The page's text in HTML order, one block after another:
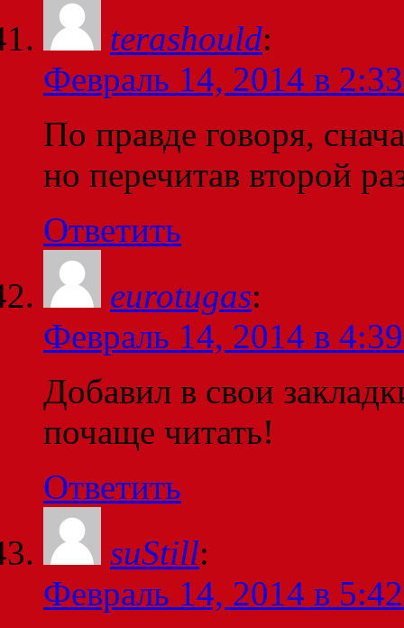
terashould:
Февраль 14, 2014 в
По правде говоря,
но перечитав второй
Ответить
eurotugas:
Февраль 14, 2014 в
Добавил в свои
почаще читать!
Ответить
suStill:
Февраль 14, 2014 в